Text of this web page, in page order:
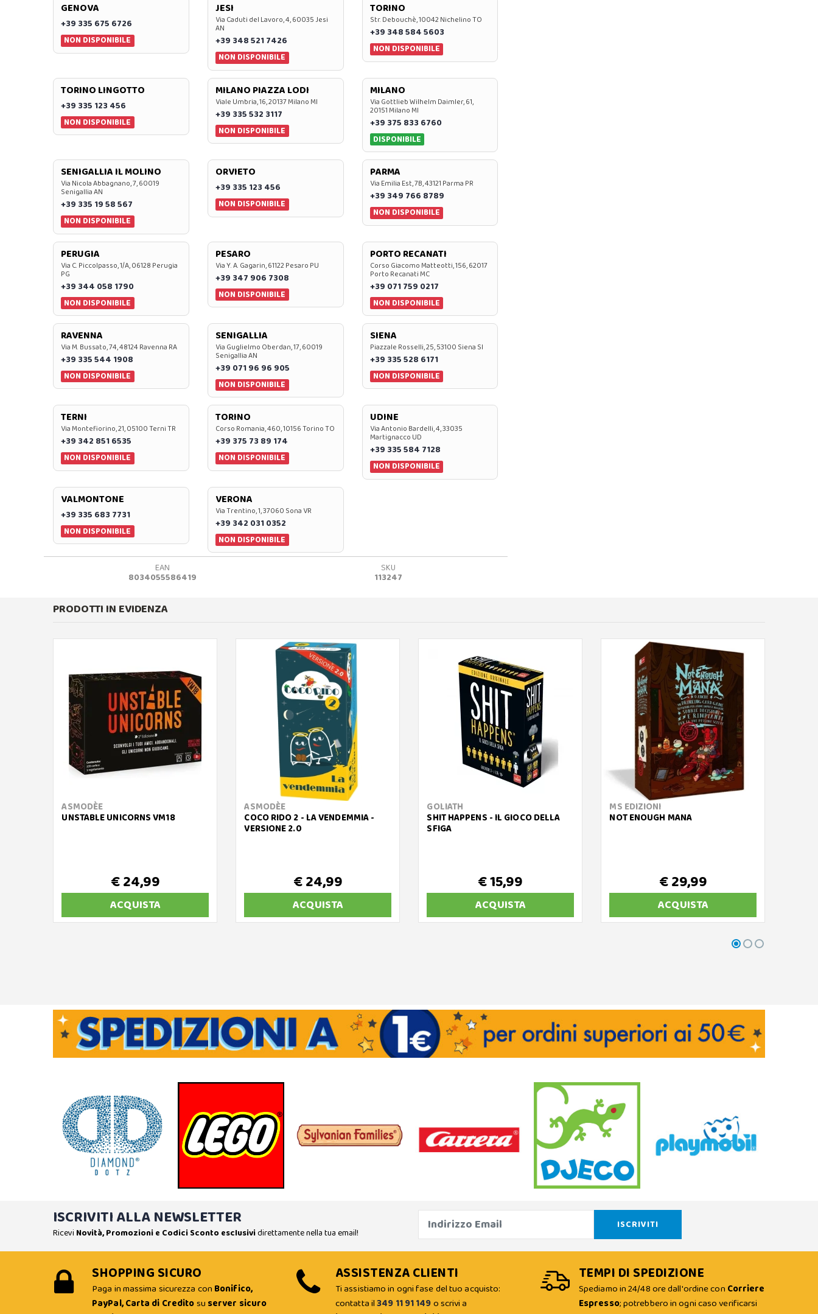
GENOVA
+39 335 675 6726
NON DISPONIBILE
JESI
Via Caduti del Lavoro, 4, 60035 Jesi
AN
+39 348 521 7426
NON DISPONIBILE
TORINO
Str. Debouchè, 10042 Nichelino TO
+39 348 584 5603
NON DISPONIBILE
TORINO LINGOTTO
+39 335 123 456
NON DISPONIBILE
MILANO PIAZZA LODI
Viale Umbria, 16, 20137 Milano MI
+39 335 532 3117
NON DISPONIBILE
MILANO
Via Gottlieb Wilhelm Daimler, 61,
20151 Milano MI
+39 375 833 6760
DISPONIBILE
SENIGALLIA IL MOLINO
Via Nicola Abbagnano, 7, 60019
Senigallia AN
+39 335 19 58 567
NON DISPONIBILE
ORVIETO
+39 335 123 456
NON DISPONIBILE
PARMA
Via Emilia Est, 7B, 43121 Parma PR
+39 349 766 8789
NON DISPONIBILE
PERUGIA
Via C. Piccolpasso, 1/A, 06128 Perugia
PG
+39 344 058 1790
NON DISPONIBILE
PESARO
Via Y. A. Gagarin, 61122 Pesaro PU
+39 347 906 7308
NON DISPONIBILE
PORTO RECANATI
Corso Giacomo Matteotti, 156, 62017
Porto Recanati MC
+39 071 759 0217
NON DISPONIBILE
RAVENNA
Via M. Bussato, 74, 48124 Ravenna RA
+39 335 544 1908
NON DISPONIBILE
SENIGALLIA
Via Guglielmo Oberdan, 17, 60019
Senigallia AN
+39 071 96 96 905
NON DISPONIBILE
SIENA
Piazzale Rosselli, 25, 53100 Siena SI
+39 335 528 6171
NON DISPONIBILE
TERNI
Via Montefiorino, 21, 05100 Terni TR
+39 342 851 6535
NON DISPONIBILE
TORINO
Corso Romania, 460, 10156 Torino TO
+39 375 73 89 174
NON DISPONIBILE
UDINE
Via Antonio Bardelli, 4, 33035
Martignacco UD
+39 335 584 7128
NON DISPONIBILE
VALMONTONE
+39 335 683 7731
NON DISPONIBILE
VERONA
Via Trentino, 1, 37060 Sona VR
+39 342 031 0352
NON DISPONIBILE
EAN
8034055586419
SKU
113247
PRODOTTI IN EVIDENZA
ASMODÈE
UNSTABLE UNICORNS VM18
€ 24,99
ACQUISTA
ASMODÈE
COCO RIDO 2 - LA VENDEMMIA -
VERSIONE 2.0
€ 24,99
ACQUISTA
GOLIATH
SHIT HAPPENS - IL GIOCO DELLA
SFIGA
€ 15,99
ACQUISTA
MS EDIZIONI
NOT ENOUGH MANA
€ 29,99
ACQUISTA
ISCRIVITI ALLA NEWSLETTER
Ricevi Novità, Promozioni e Codici Sconto esclusividirettamente nella tua email!
SHOPPING SICURO
Paga in massima sicurezza con Bonifico,
PayPal, Carta di Creditosu server sicuro
ASSISTENZA CLIENTI
Ti assistiamo in ogni fase del tuo acquisto:
contatta il349 11 91 149o scrivi a
TEMPI DI SPEDIZIONE
Spediamo in 24/48 ore dall'ordine con Corriere
Espresso; potrebbero in ogni caso verificarsi